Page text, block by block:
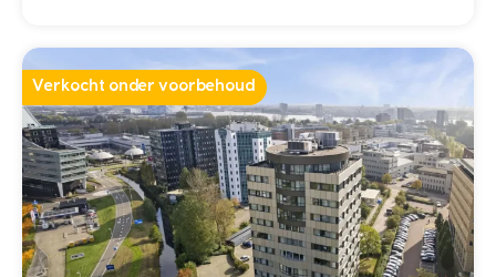
Verkocht onder voorbehoud